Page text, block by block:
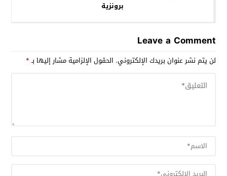
برونزية
Leave a Comment
لن يتم نشر عنوان بريدك الإلكتروني. الحقول الإلزامية مشار إليها بـ*